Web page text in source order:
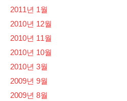
2011년 1월
2010년 12월
2010년 11월
2010년 10월
2010년 3월
2009년 9월
2009년 8월